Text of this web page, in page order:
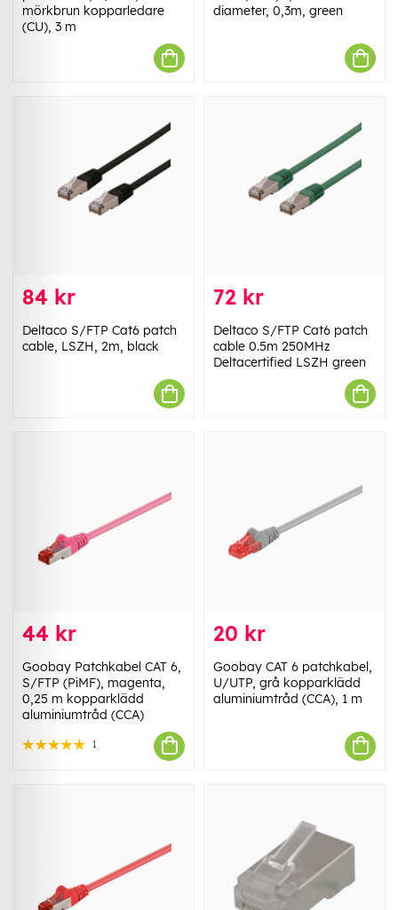
mörkbrun kopparledare
(CU), 3 m
diameter, 0,3m, green
84 kr
Deltaco S/FTP Cat6 patch
cable, LSZH, 2m, black
72 kr
Deltaco S/FTP Cat6 patch
cable 0.5m 250MHz
Deltacertified LSZH green
44 kr
Goobay Patchkabel CAT 6,
S/FTP (PiMF), magenta,
0,25 m kopparklädd
aluminiumtråd (CCA)
1
20 kr
Goobay CAT 6 patchkabel,
U/UTP, grå kopparklädd
aluminiumtråd (CCA), 1 m